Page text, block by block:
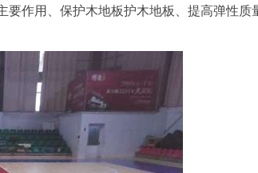
作用、保护木地板护木地板、提高弹性质